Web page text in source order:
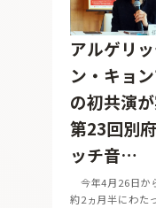
アルゲリ
ン・キョ
の初共演
第23回別
ッチ音…
今年4月26日か
約2ヵ月半にわた